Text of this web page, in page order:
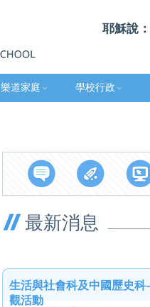
耶穌說
樂道家庭 學校行政
最新消息
生活與社會科及中國歷史
觀活動